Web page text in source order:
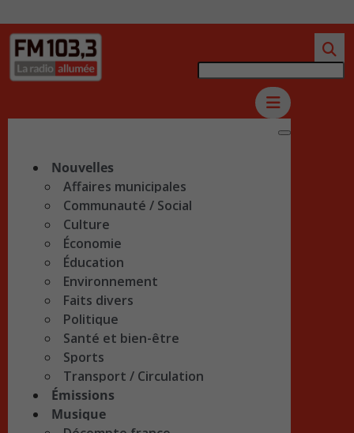
Nouvelles
Affaires municipales
Communauté / Social
Culture
Économie
Éducation
Environnement
Faits divers
Politique
Santé et bien-être
Sports
Transport / Circulation
Émissions
Musique